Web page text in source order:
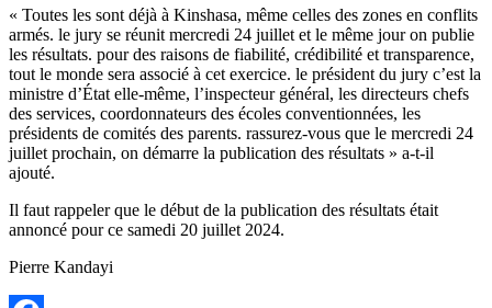
« Toutes les sont déjà à Kinshasa, même celles des zones en conflits
armés. le jury se réunit mercredi 24 juillet et le même jour on publie
les résultats. pour des raisons de fiabilité, crédibilité et transparence,
tout le monde sera associé à cet exercice. le président du jury c’est la
ministre d’État elle-même, l’inspecteur général, les directeurs chefs
des services, coordonnateurs des écoles conventionnées, les
présidents de comités des parents. rassurez-vous que le mercredi 24
juillet prochain, on démarre la publication des résultats » a-t-il
ajouté.
Il faut rappeler que le début de la publication des résultats était
annoncé pour ce samedi 20 juillet 2024.
Pierre Kandayi